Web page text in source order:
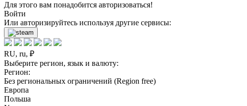
Для этого вам понадобится авторизоваться!
Войти
Или авторизируйтесь используя другие сервисы:
RU, ru, ₽
Выберите регион, язык и валюту:
Регион:
Без региональных ограничений (Region free)
Европа
Польша